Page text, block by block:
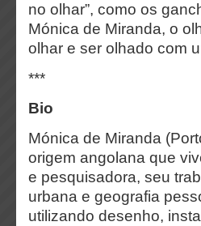
no olhar”, como os
Mónica de Miranda, o
olhar e ser olhado com
***
Bio
Mónica de Miranda
origem angolana que
e pesquisadora, seu
urbana e geografia
utilizando desenho,